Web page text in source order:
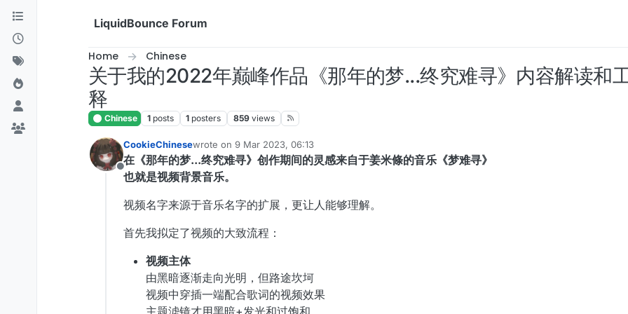
Skip to content
LiquidBounce Forum
Home Chinese
关于我的2022年巅峰作品《那年的梦...终究难寻》内容解读和
释
Chinese 1 posts 1 posters 859 views
Offline
CookieChinesewrote on 9 Mar 2023, 06:13
last edited by
在《那年的梦...终究难寻》创作期间的灵感来自于姜米條的音乐《梦难寻》
也就是视频背景音乐。
视频名字来源于音乐名字的扩展，更让人能够理解。
首先我拟定了视频的大致流程：
视频主体
由黑暗逐渐走向光明，但路途坎坷
视频中穿插一端配合歌词的视频效果